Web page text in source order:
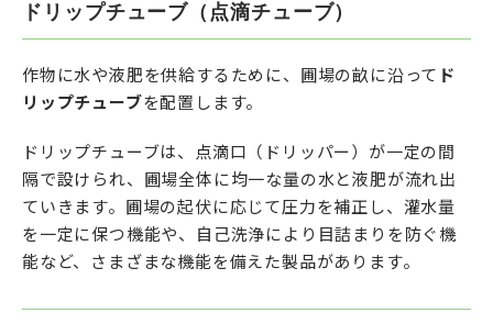
ドリップチューブ（点滴チューブ）
作物に水や液肥を供給するために、圃場の畝に沿って ド
リップチューブを配置します。
ドリップチューブは、点滴口（ドリッパー）が一定の間
隔で設けられ、圃場全体に均一な量の水と液肥が流れ出
ていきます。圃場の起伏に応じて圧力を補正し、灌水量
を一定に保つ機能や、自己洗浄により目詰まりを防ぐ機
能など、さまざまな機能を備えた製品があります。